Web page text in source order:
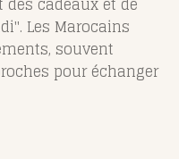
Les Marocains
souvent
pour échanger